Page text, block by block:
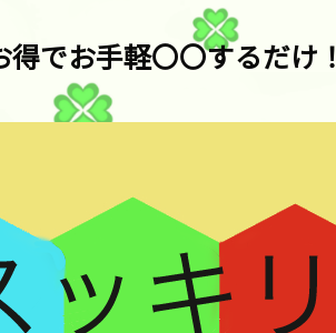
得でお手軽〇〇するだけ！